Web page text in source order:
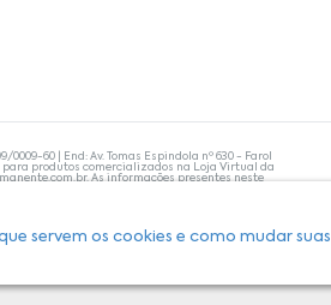
servem os cookies e como mudar suas
0009-60 | End: Av. Tomas Espindola nº 630 - Farol
para produtos comercializados na Loja Virtual da
. As informações presentes neste
Apenas o médico está capacitado para
A Farmácia Permanente trabalha com as
segurança dos clientes são compromissos da